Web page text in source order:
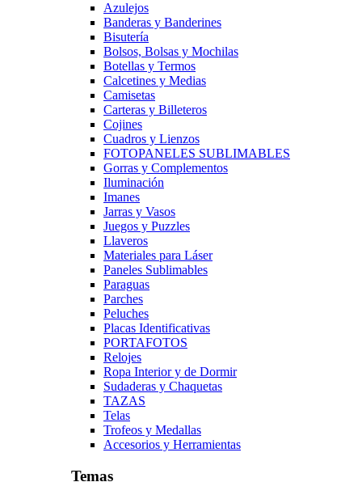
Azulejos
Banderas y Banderines
Bisutería
Bolsos, Bolsas y Mochilas
Botellas y Termos
Calcetines y Medias
Camisetas
Carteras y Billeteros
Cojines
Cuadros y Lienzos
FOTOPANELES SUBLIMABLES
Gorras y Complementos
Iluminación
Imanes
Jarras y Vasos
Juegos y Puzzles
Llaveros
Materiales para Láser
Paneles Sublimables
Paraguas
Parches
Peluches
Placas Identificativas
PORTAFOTOS
Relojes
Ropa Interior y de Dormir
Sudaderas y Chaquetas
TAZAS
Telas
Trofeos y Medallas
Accesorios y Herramientas
Temas